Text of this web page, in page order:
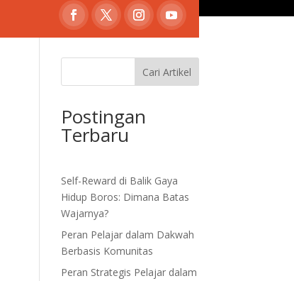
Cari Artikel
Postingan
Terbaru
Self-Reward di Balik Gaya
Hidup Boros: Dimana Batas
Wajarnya?
Peran Pelajar dalam Dakwah
Berbasis Komunitas
Peran Strategis Pelajar dalam